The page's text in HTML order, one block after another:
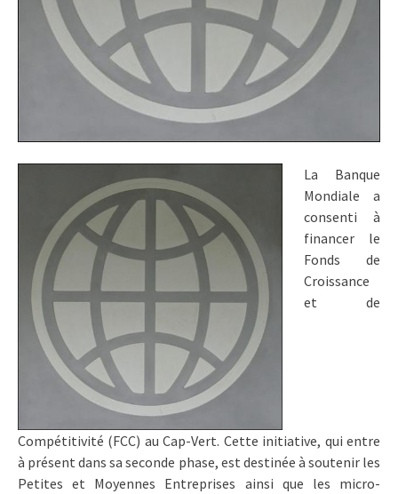
La Banque
Mondiale a
consenti à
financer le
Fonds de
Croissance
et de
Compétitivité (FCC) au Cap-Vert. Cette initiative, qui entre
à présent dans sa seconde phase, est destinée à soutenir les
Petites et Moyennes Entreprises ainsi que les micro-